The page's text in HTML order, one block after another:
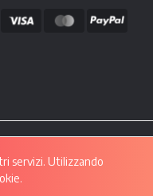
servizi. Utilizzando